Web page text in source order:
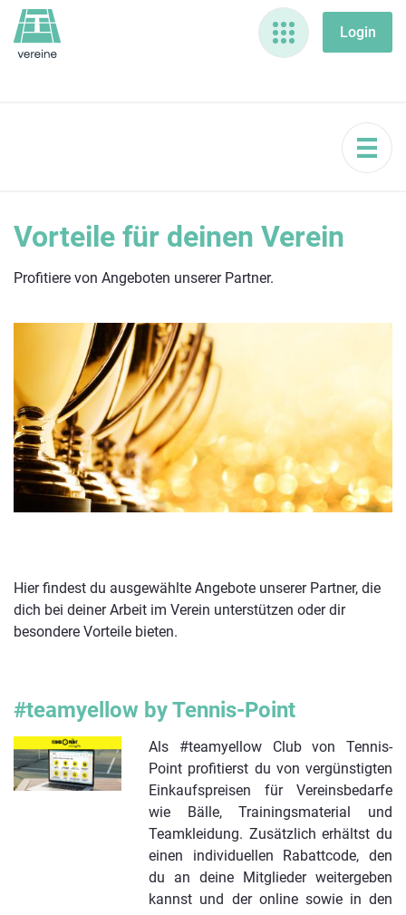
Vorteile für deinen Verein
Profitiere von Angeboten unserer Partner.
Hier findest du ausgewählte Angebote unserer Partner, die
dich bei deiner Arbeit im Verein unterstützen oder dir
besondere Vorteile bieten.
#teamyellow by Tennis-Point
Als #teamyellow Club von Tennis-
Point profitierst du von vergünstigten
Einkaufspreisen für Vereinsbedarfe
wie Bälle, Trainingsmaterial und
Teamkleidung. Zusätzlich erhältst du
einen individuellen Rabattcode, den
du an deine Mitglieder weitergeben
kannst und der online sowie in den